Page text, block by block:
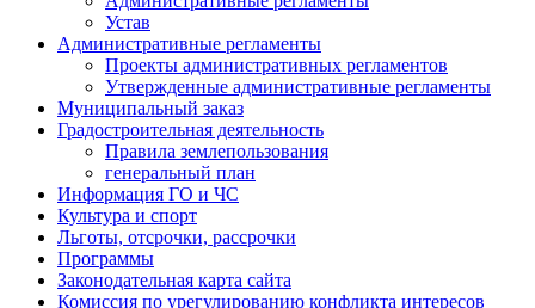
Устав
Административные регламенты
Проекты административных регламентов
Утвержденные административные регламенты
Муниципальный заказ
Градостроительная деятельность
Правила землепользования
генеральный план
Информация ГО и ЧС
Культура и спорт
Льготы, отсрочки, рассрочки
Программы
Законодательная карта сайта
Комиссия по урегулированию конфликта интересов